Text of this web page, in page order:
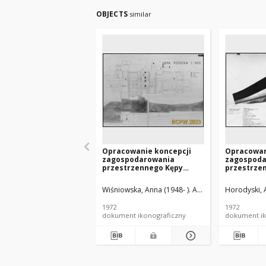
OBJECTS similar
Opracowanie koncepcji
zagospodarowania
przestrzennego Kępy
Konkurs SARP nr 487 :
praca nr 2, wyróżnienie II
wielofunkcyjnych,
basenów, gastronomiczny,
Wiśniowska, Anna (1948- ). Architekt
1972
dokument ikonograficzny
Konkurs
praca nr
sportowo-
żeglarskie
Horodyski,
1972
dokument